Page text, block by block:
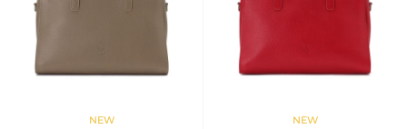
NEW NEW